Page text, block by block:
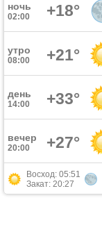
ночь
02:00 +18°
утро
08:00 +21°
день
14:00 +33°
вечер
20:00 +27°
Восход: 05:51
Закат: 20:27